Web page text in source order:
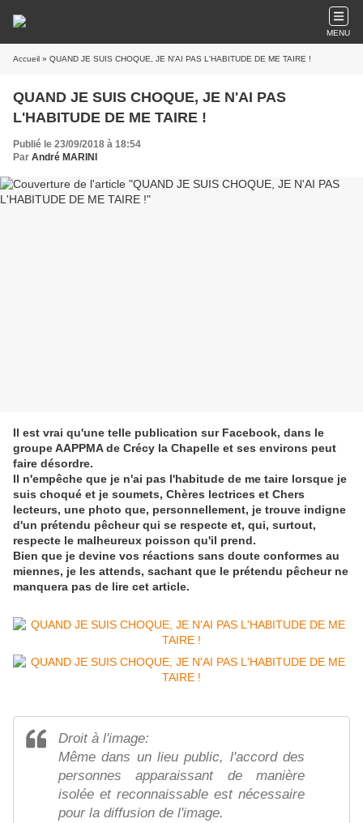
MENU
Accueil » QUAND JE SUIS CHOQUE, JE N'AI PAS L'HABITUDE DE ME TAIRE !
QUAND JE SUIS CHOQUE, JE N'AI PAS
L'HABITUDE DE ME TAIRE !
Publié le 23/09/2018 à 18:54
Par André MARINI
Il est vrai qu'une telle publication sur Facebook, dans le
groupe AAPPMA de Crécy la Chapelle et ses environs peut
faire désordre.
Il n'empêche que je n'ai pas l'habitude de me taire lorsque je
suis choqué et je soumets, Chères lectrices et Chers
lecteurs, une photo que, personnellement, je trouve indigne
d'un prétendu pêcheur qui se respecte et, qui, surtout,
respecte le malheureux poisson qu'il prend.
Bien que je devine vos réactions sans doute conformes au
miennes, je les attends, sachant que le prétendu pêcheur ne
manquera pas de lire cet article.
Droit à l'image:
Même dans un lieu public, l'accord des
personnes apparaissant de manière
isolée et reconnaissable est nécessaire
pour la diffusion de l'image.